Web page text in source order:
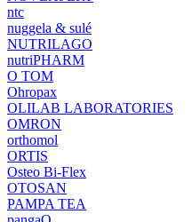
ntc
nuggela & sulé
NUTRILAGO
nutriPHARM
O TOM
Ohropax
OLILAB LABORATORIES
OMRON
orthomol
ORTIS
Osteo Bi-Flex
OTOSAN
PAMPA TEA